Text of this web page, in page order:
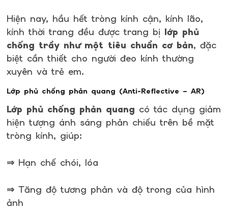
Hiện nay, hầu hết tròng kính cận, kính lão,
kính thời trang đều được trang bị lớp phủ
chống trầy như một tiêu chuẩn cơ bản, đặc
biệt cần thiết cho người đeo kính thường
xuyên và trẻ em.
Lớp phủ chống phản quang (Anti-Reflective – AR)
Lớp phủ chống phản quang có tác dụng giảm
hiện tượng ánh sáng phản chiếu trên bề mặt
tròng kính, giúp:
⇒ Hạn chế chói, lóa
⇒ Tăng độ tương phản và độ trong của hình
ảnh